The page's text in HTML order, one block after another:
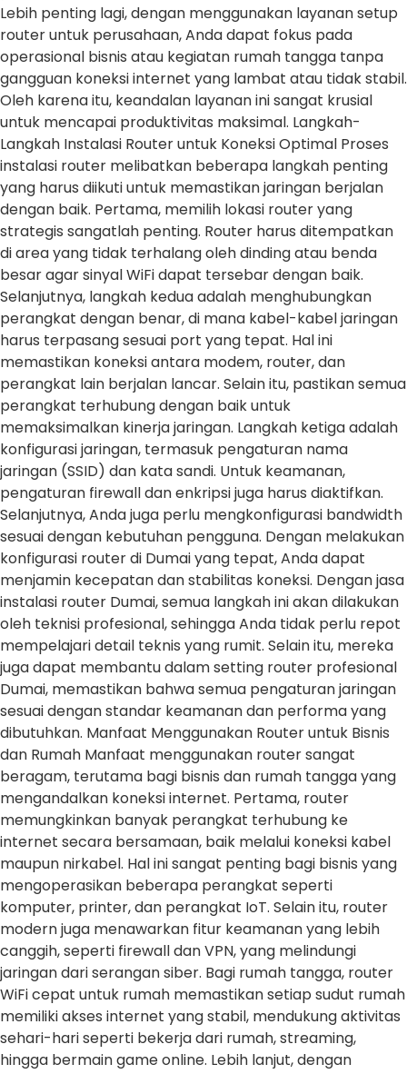
Lebih penting lagi, dengan menggunakan layanan setup
router untuk perusahaan, Anda dapat fokus pada
operasional bisnis atau kegiatan rumah tangga tanpa
gangguan koneksi internet yang lambat atau tidak stabil.
Oleh karena itu, keandalan layanan ini sangat krusial
untuk mencapai produktivitas maksimal. Langkah-
Langkah Instalasi Router untuk Koneksi Optimal Proses
instalasi router melibatkan beberapa langkah penting
yang harus diikuti untuk memastikan jaringan berjalan
dengan baik. Pertama, memilih lokasi router yang
strategis sangatlah penting. Router harus ditempatkan
di area yang tidak terhalang oleh dinding atau benda
besar agar sinyal WiFi dapat tersebar dengan baik.
Selanjutnya, langkah kedua adalah menghubungkan
perangkat dengan benar, di mana kabel-kabel jaringan
harus terpasang sesuai port yang tepat. Hal ini
memastikan koneksi antara modem, router, dan
perangkat lain berjalan lancar. Selain itu, pastikan semua
perangkat terhubung dengan baik untuk
memaksimalkan kinerja jaringan. Langkah ketiga adalah
konfigurasi jaringan, termasuk pengaturan nama
jaringan (SSID) dan kata sandi. Untuk keamanan,
pengaturan firewall dan enkripsi juga harus diaktifkan.
Selanjutnya, Anda juga perlu mengkonfigurasi bandwidth
sesuai dengan kebutuhan pengguna. Dengan melakukan
konfigurasi router di Dumai yang tepat, Anda dapat
menjamin kecepatan dan stabilitas koneksi. Dengan jasa
instalasi router Dumai, semua langkah ini akan dilakukan
oleh teknisi profesional, sehingga Anda tidak perlu repot
mempelajari detail teknis yang rumit. Selain itu, mereka
juga dapat membantu dalam setting router profesional
Dumai, memastikan bahwa semua pengaturan jaringan
sesuai dengan standar keamanan dan performa yang
dibutuhkan. Manfaat Menggunakan Router untuk Bisnis
dan Rumah Manfaat menggunakan router sangat
beragam, terutama bagi bisnis dan rumah tangga yang
mengandalkan koneksi internet. Pertama, router
memungkinkan banyak perangkat terhubung ke
internet secara bersamaan, baik melalui koneksi kabel
maupun nirkabel. Hal ini sangat penting bagi bisnis yang
mengoperasikan beberapa perangkat seperti
komputer, printer, dan perangkat IoT. Selain itu, router
modern juga menawarkan fitur keamanan yang lebih
canggih, seperti firewall dan VPN, yang melindungi
jaringan dari serangan siber. Bagi rumah tangga, router
WiFi cepat untuk rumah memastikan setiap sudut rumah
memiliki akses internet yang stabil, mendukung aktivitas
sehari-hari seperti bekerja dari rumah, streaming,
hingga bermain game online. Lebih lanjut, dengan